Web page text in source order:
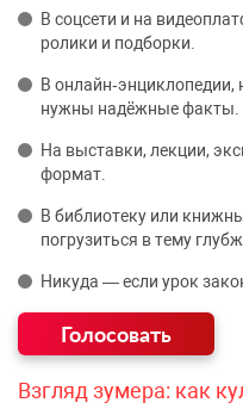
В соцсети и на
ролики и подборки.
В
нужны надёжные факты.
На выставки, лекции,
формат.
В библиотеку или
погрузиться в тему
Никуда — если урок
Взгляд зумера: как